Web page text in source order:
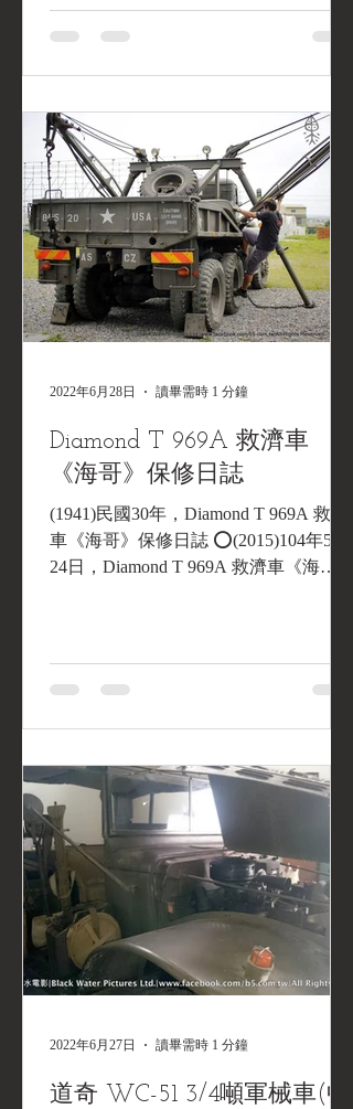
達，進行一次徹底大翻修。因為當年這
輛推土機只生產一千多輛，零件非常不
能的任務，只能先分解，找出病徵後再
作打算。 拆開啟動馬達後發現離合器彈
簧斷裂，碳刷磨損...找尋零件的任務開
始，在台灣這邊經過兩個月各方的洽詢
均無結果，還好在美國尋獲相容替代
品，經過老師傅巧手，這顆阿公級的啟
動馬達又再度復活，準備安排時間裝回
克拉克 CA-1 空運推土機的身上。 克拉
克 CA-1 空運推土機故障的啟動馬達 克
已被拆卸 克拉克 CA-1 空運推土機啟動
一件苦差事。 拆卸下來的克拉克 CA-1
空運推土機啟動馬達 準備分解啟動馬達
Diamond T 969A 救濟車
《海哥》保修日誌
(1941)民國30年，Diamond T 969A 救濟
車《海哥》保修日誌 ⭕(2015)104年5月
24日，Diamond T 969A 救濟車《海
2022年6月28日 讀畢需時 1 分鐘
道奇 WC-51 3/4噸軍械車(中
2022年6月27日 讀畢需時 1 分鐘